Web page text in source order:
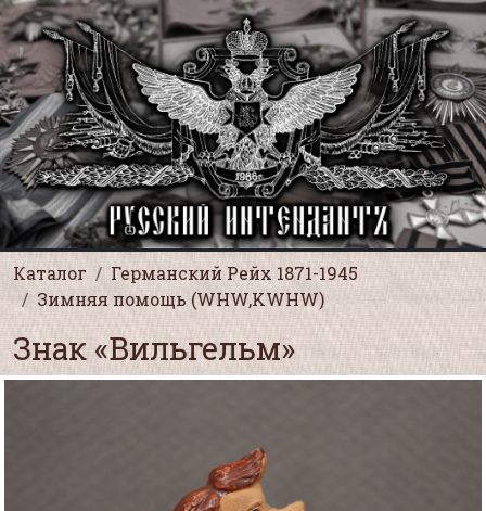
Каталог
Германский Рейх 1871-1945
Зимняя помощь (WHW,KWHW)
Знак «Вильгельм»